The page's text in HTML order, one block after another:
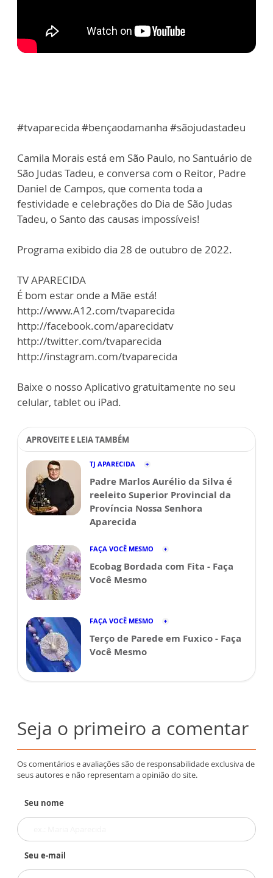
#tvaparecida #bençaodamanha #sãojudastadeu
Camila Morais está em São Paulo, no Santuário de
São Judas Tadeu, e conversa com o Reitor, Padre
Daniel de Campos, que comenta toda a
festividade e celebrações do Dia de São Judas
Tadeu, o Santo das causas impossíveis!
Programa exibido dia 28 de outubro de 2022.
TV APARECIDA
É bom estar onde a Mãe está!
http://www.A12.com/tvaparecida
http://facebook.com/aparecidatv
http://twitter.com/tvaparecida
http://instagram.com/tvaparecida
Baixe o nosso Aplicativo gratuitamente no seu
celular, tablet ou iPad.
APROVEITE E LEIA TAMBÉM
TJ APARECIDA
Padre Marlos Aurélio da Silva é
reeleito Superior Provincial da
Província Nossa Senhora
Aparecida
FAÇA VOCÊ MESMO
Ecobag Bordada com Fita - Faça
Você Mesmo
FAÇA VOCÊ MESMO
Terço de Parede em Fuxico - Faça
Você Mesmo
Seja o primeiro a comentar
Os comentários e avaliações são de responsabilidade exclusiva de
seus autores e não representam a opinião do site.
Seu nome
Seu e-mail